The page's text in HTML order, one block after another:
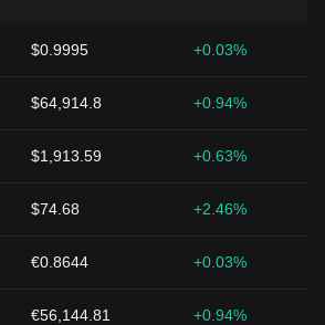
$0.9995 +0.03%
$64,914.8 +0.94%
$1,913.59 +0.63%
$74.68 +2.46%
€0.8644 +0.03%
€56,144.81 +0.94%